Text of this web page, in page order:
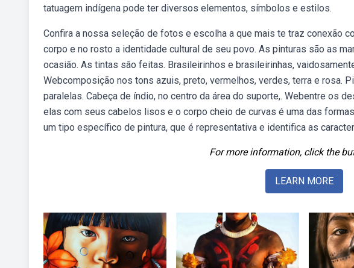
tatuagem indígena pode ter diversos elementos, símbolos e estilos.
Confira a nossa seleção de fotos e escolha a que mais te traz conexão
corpo e no rosto a identidade cultural de seu povo. As pinturas são as
ocasião. As tintas são feitas. Brasileirinhos e brasileirinhas,
Webcomposição nos tons azuis, preto, vermelhos, verdes, terra e rosa.
paralelas. Cabeça de índio, no centro da área do suporte,. Webentre os
elas com seus cabelos lisos e o corpo cheio de curvas é uma das
um tipo específico de pintura, que é representativa e identifica as
For more information, click the
LEARN MORE